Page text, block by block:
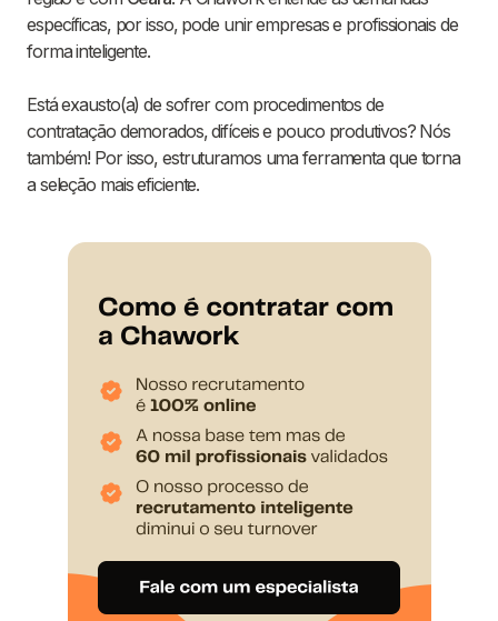
específicas, por isso, pode unir empresas e profissionais de
forma inteligente.
Está exausto(a) de sofrer com procedimentos de
contratação demorados, difíceis e pouco produtivos? Nós
também! Por isso, estruturamos uma ferramenta que torna
a seleção mais eficiente.